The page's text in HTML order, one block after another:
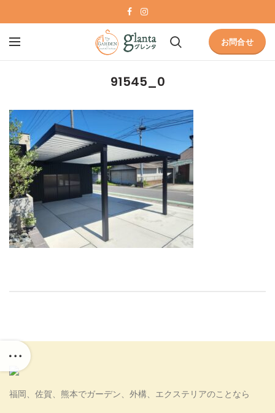
お問合せ
91545_0
福岡、佐賀、熊本でガーデン、外構、エクステリアのことなら